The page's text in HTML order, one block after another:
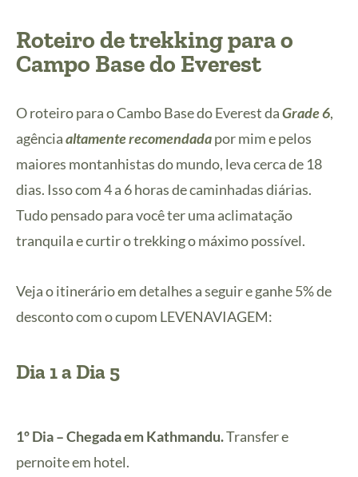
Roteiro de trekking para o
Campo Base do Everest
O roteiro para o Cambo Base do Everest daGrade 6,
agênciaaltamente recomendadapor mim e pelos
maiores montanhistas do mundo, leva cerca de 18
dias. Isso com 4 a 6 horas de caminhadas diárias.
Tudo pensado para você ter uma aclimatação
tranquila e curtir o trekking o máximo possível.
Veja o itinerário em detalhes a seguir e ganhe 5% de
desconto com o cupom LEVENAVIAGEM:
Dia 1 a Dia 5
1º Dia – Chegada em Kathmandu.Transfer e
pernoite em hotel.